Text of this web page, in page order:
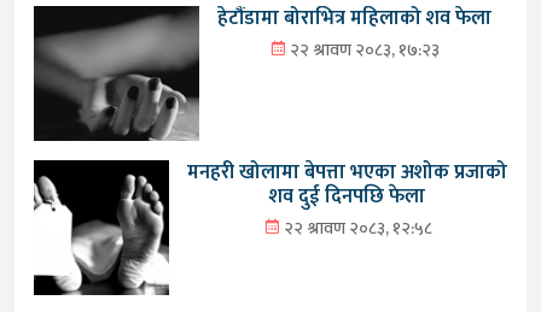
हेटौंडामा बोराभित्र महिलाको शव फेला
२२ श्रावण २०८३, १७:२३
मनहरी खोलामा बेपत्ता भएका अशोक प्रजाको
शव दुई दिनपछि फेला
२२ श्रावण २०८३, १२:५८